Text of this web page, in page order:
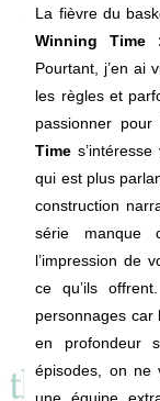
La fièvre du
Winning
Pourtant, j’en ai
les règles et
passionner
Time
qui est plus
construction
série manque
l’impression de
ce qu’ils
personnages car
en profondeur
épisodes, on ne